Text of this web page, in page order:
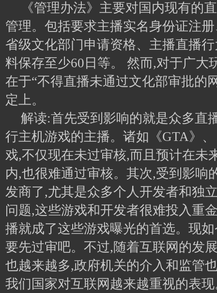
《管理办法》主要对国内现有的
管理。包括要求主播实名身份证注
省级文化部门申请资格、主播直播
料保存至少60日等。 然而,对于广大
在于“不得直播未通过文化部审批的
定上。
解读:首先受到影响的就是众多直
行主机游戏的主播。诸如《GTA》
戏,不仅现在未过审核,而且预计在未
内,也很难通过审核。其次,受到影响
发商了,尤其是众多个人开发者和独
问题,这些游戏和开发者很难投入重
播就成了这些游戏曝光的首选。现
要先过审吧。不过,随着互联网的发
也越来越多,政府机关的介入和监管
我们国家对互联网越来越重视的表